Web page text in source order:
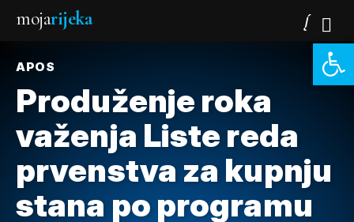
mojarijeka
APOS
Produženje roka
važenja Liste reda
prvenstva za kupnju
stana po programu